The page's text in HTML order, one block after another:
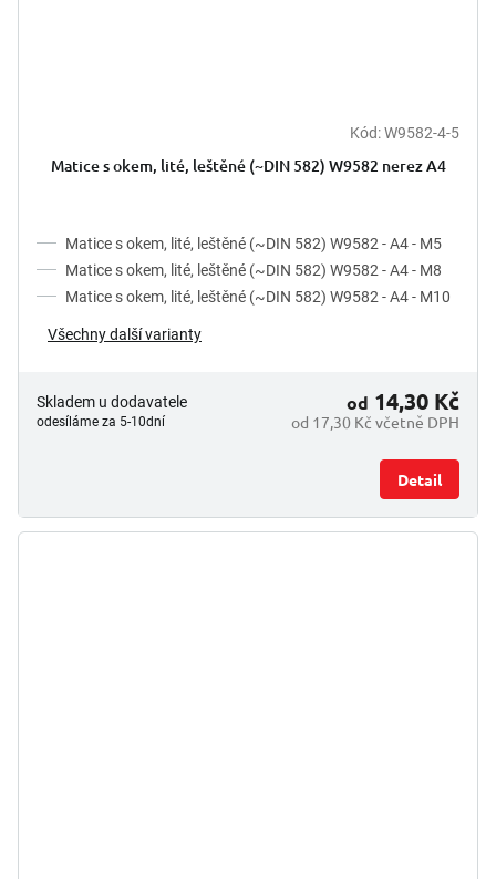
Kód:W9582-4-5
Matice s okem, lité, leštěné (~DIN 582) W9582 nerez A4
Matice s okem, lité, leštěné (~DIN 582) W9582 - A4 - M5
Matice s okem, lité, leštěné (~DIN 582) W9582 - A4 - M8
Matice s okem, lité, leštěné (~DIN 582) W9582 - A4 - M10
Všechny další varianty
Skladem u dodavatele
odesíláme za 5-10dní od 17,30 Kč včetně DPH
od 14,30 Kč
Detail